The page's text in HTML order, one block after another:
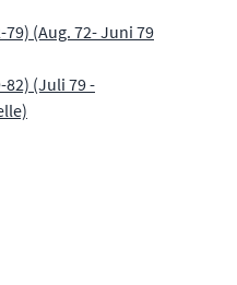
(Aug. 72- Juni 79
(Juli 79 -